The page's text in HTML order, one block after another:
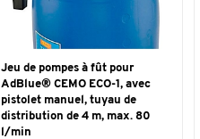
Jeu de pompes à fût pour
AdBlue® CEMO ECO-1, avec
pistolet manuel, tuyau de
distribution de 4 m, max. 80
l/min